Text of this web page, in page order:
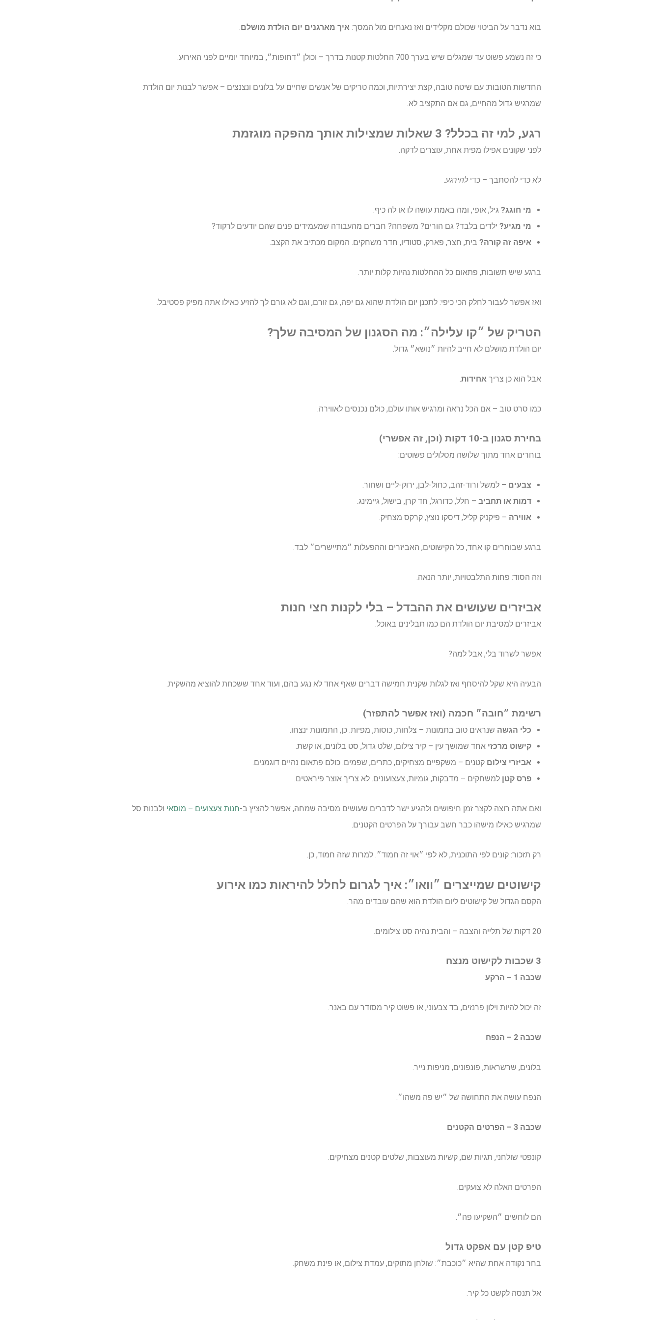
בוא נדבר על הביטוי שכולם מקלידים ואז נאנחים מול המסך: איך מארגנים יום הולדת מושלם.
כי זה נשמע פשוט עד שמגלים שיש בערך 700 החלטות קטנות בדרך – וכולן ״דחופות״, במיוחד יומיים לפני האירוע.
החדשות הטובות: עם שיטה טובה, קצת יצירתיות, וכמה טריקים של אנשים שחיים על בלונים ונצנצים – אפשר לבנות יום הולדת
שמרגיש גדול מהחיים, גם אם התקציב לא.
רגע, למי זה בכלל? 3 שאלות שמצילות אותך מהפקה מוגזמת
לפני שקונים אפילו מפית אחת, עוצרים לדקה.
לא כדי להסתבך – כדילהירגע.
מי חוגג? גיל, אופי, ומה באמת עושה לו או לה כיף.
מי מגיע? ילדים בלבד? גם הורים? משפחה? חברים מהעבודה שמעמידים פנים שהם יודעים לרקוד?
איפה זה קורה? בית, חצר, פארק, סטודיו, חדר משחקים. המקום מכתיב את הקצב.
ברגע שיש תשובות, פתאום כל ההחלטות נהיות קלות יותר.
ואז אפשר לעבור לחלק הכי כיפי: לתכנן יום הולדת שהוא גם יפה, גם זורם, וגם לא גורם לך להזיע כאילו אתה מפיק פסטיבל.
הטריק של ״קו עלילה״: מה הסגנון של המסיבה שלך?
יום הולדת מושלם לא חייב להיות ״נושא״ גדול.
אבל הוא כן צריך אחידות.
כמו סרט טוב – אם הכל נראה ומרגיש אותו עולם, כולם נכנסים לאווירה.
בחירת סגנון ב-10 דקות (וכן, זה אפשרי)
בוחרים אחד מתוך שלושה מסלולים פשוטים:
צבעים – למשל ורוד-זהב, כחול-לבן, ירוק-ליים ושחור.
דמות או תחביב – חלל, כדורגל, חד קרן, בישול, גיימינג.
אווירה – פיקניק קליל, דיסקו נוצץ, קרקס מצחיק.
ברגע שבוחרים קו אחד, כל הקישוטים, האביזרים וההפעלות ״מתיישרים״ לבד.
וזה הסוד: פחות התלבטויות, יותר הנאה.
אביזרים שעושים את ההבדל – בלי לקנות חצי חנות
אביזרים למסיבת יום הולדת הם כמו תבלינים באוכל.
אפשר לשרוד בלי, אבל למה?
הבעיה היא שקל להיסחף ואז לגלות שקנית חמישה דברים שאף אחד לא נגע בהם, ועוד אחד ששכחת להוציא מהשקית.
רשימת ״חובה״ חכמה (ואז אפשר להתפזר)
כלי הגשה שנראים טוב בתמונות – צלחות, כוסות, מפיות. כן, התמונות ינצחו.
קישוט מרכזי אחד שמושך עין – קיר צילום, שלט גדול, סט בלונים, או קשת.
אביזרי צילום קטנים – משקפיים מצחיקים, כתרים, שפמים. כולם פתאום נהיים דוגמנים.
פרס קטן למשחקים – מדבקות, גומיות, צעצועונים. לא צריך אוצר פיראטים.
ואם אתה רוצה לקצר זמן חיפושים ולהגיע ישר לדברים שעושים מסיבה שמחה, אפשר להציץ ב-חנות צעצועים – מוסאי ולבנות סל
שמרגיש כאילו מישהו כבר חשב עבורך על הפרטים הקטנים.
רק תזכור: קונים לפי התוכנית, לא לפי ״אוי זה חמוד״. למרות שזה חמוד, כן.
קישוטים שמייצרים ״וואו״: איך לגרום לחלל להיראות כמו אירוע
הקסם הגדול של קישוטים ליום הולדת הוא שהם עובדים מהר.
20 דקות של תלייה והצבה – והבית נהיה סט צילומים.
3 שכבות לקישוט מנצח
שכבה 1 – הרקע
זה יכול להיות וילון פרנזים, בד צבעוני, או פשוט קיר מסודר עם באנר.
שכבה 2 – הנפח
בלונים, שרשראות, פונפונים, מניפות נייר.
הנפח עושה את התחושה של ״יש פה משהו״.
שכבה 3 – הפרטים הקטנים
קונפטי שולחני, תגיות שם, קשיות מעוצבות, שלטים קטנים מצחיקים.
הפרטים האלה לא צועקים.
הם לוחשים ״השקיעו פה״.
טיפ קטן עם אפקט גדול
בחר נקודה אחת שהיא ״כוכבת״: שולחן מתוקים, עמדת צילום, או פינת משחק.
אל תנסה לקשט כל קיר.